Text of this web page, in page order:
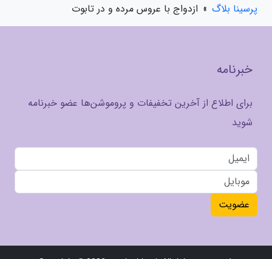
پرسینا بلاگ » ازدواج با عروس مرده و در تابوت
خبرنامه
برای اطلاع از آخرین تخفیفات و پروموشن‌ها عضو خبرنامه
شوید
عضویت